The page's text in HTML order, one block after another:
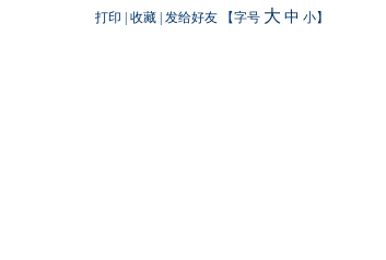
打印 收藏 发给好友 【字号 大 中 小】